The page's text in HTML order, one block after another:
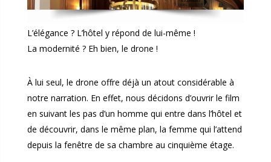
L’élégance ? L’hôtel y répond de lui-même !
La modernité ? Eh bien, le drone !
À lui seul, le drone offre déjà un atout considérable à
notre narration. En effet, nous décidons d’ouvrir le film
en suivant les pas d’un homme qui entre dans l’hôtel et
de découvrir, dans le même plan, la femme qui l’attend
depuis la fenêtre de sa chambre au cinquième étage.